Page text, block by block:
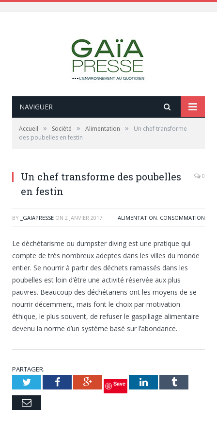
NAVIGUER
Accueil » Société » Alimentation »
Un chef transforme
des poubelles en festin
Un chef transforme des poubelles
en festin
0
BY _GAIAPRESSE ON 2 JANVIER 2017 ALIMENTATION, CONSOMMATION
Le déchétarisme ou dumpster diving est une pratique qui
compte de très nombreux adeptes dans les villes du monde
entier. Se nourrir à partir des déchets ramassés dans les
poubelles est loin d’être une activité réservée aux plus
pauvres. Beaucoup des déchétariens ont les moyens de se
nourrir décemment, mais font le choix par motivation
éthique, le plus souvent, de refuser le gaspillage alimentaire
devenu la norme d’un système basé sur l’abondance.
PARTAGER.
TwitterFacebookGoogle+
Save LinkedInTumblr
Courriel